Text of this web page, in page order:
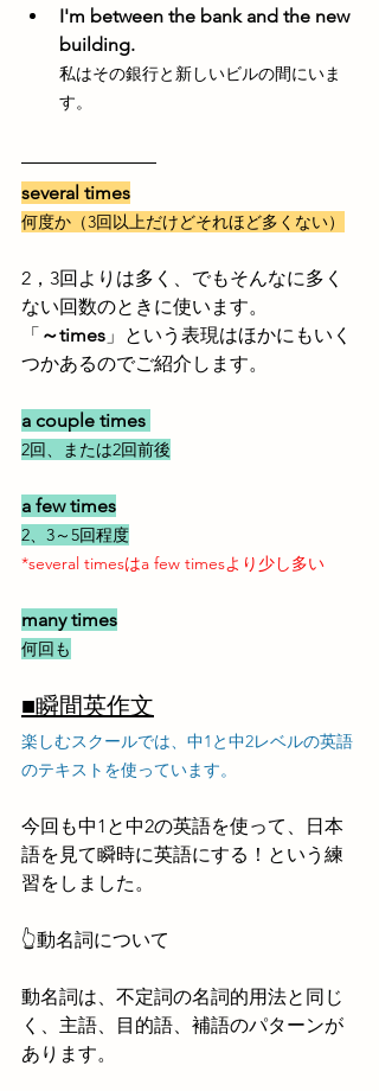
I'm between the bank and the new
building.
私はその銀行と新しいビルの間にいま
す。
several times
何度か（3回以上だけどそれほど多くない）
2，3回よりは多く、でもそんなに多く
ない回数のときに使います。
「 ～times 」という表現はほかにもいく
つかあるのでご紹介します。
a couple times
2回、または2回前後
a few times
2、3～5回程度
*several timesはa few timesより少し多い
many times
何回も
■瞬間英作文
楽しむスクールでは、中1と中2レベルの英語
のテキストを使っています。
今回も中1と中2の英語を使って、日本
語を見て瞬時に英語にする！という練
習をしました。
👆動名詞について
動名詞は、不定詞の名詞的用法と同じ
く、主語、目的語、補語のパターンが
あります。